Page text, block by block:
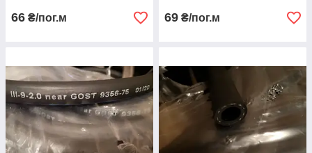
66 ₴/пог.м 69 ₴/пог.м